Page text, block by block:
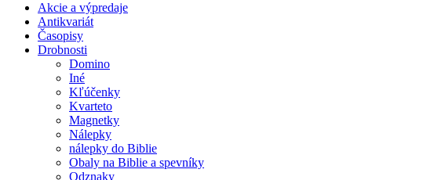
Akcie a výpredaje
Antikvariát
Časopisy
Drobnosti
Domino
Iné
Kľúčenky
Kvarteto
Magnetky
Nálepky
nálepky do Biblie
Obaly na Biblie a spevníky
Odznaky